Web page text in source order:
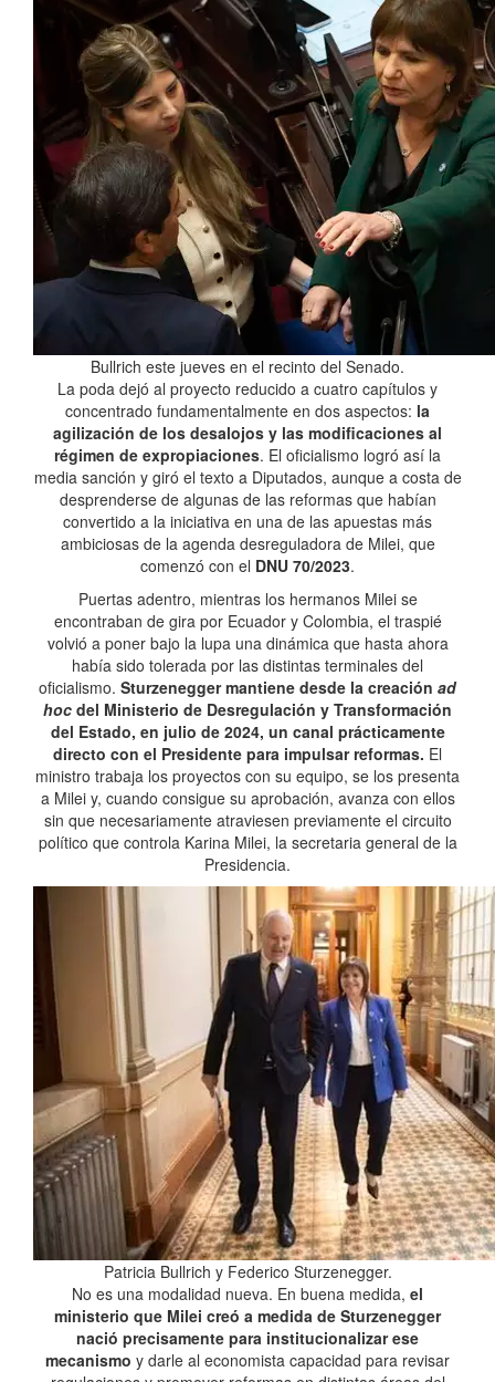
Bullrich este jueves en el recinto del Senado.
La poda dejó al proyecto reducido a cuatro capítulos y
concentrado fundamentalmente en dos aspectos: la
agilización de los desalojos y las modificaciones al
régimen de expropiaciones. El oficialismo logró así la
media sanción y giró el texto a Diputados, aunque a costa de
desprenderse de algunas de las reformas que habían
convertido a la iniciativa en una de las apuestas más
ambiciosas de la agenda desreguladora de Milei, que
comenzó con el DNU 70/2023.
Puertas adentro, mientras los hermanos Milei se
encontraban de gira por Ecuador y Colombia, el traspié
volvió a poner bajo la lupa una dinámica que hasta ahora
había sido tolerada por las distintas terminales del
oficialismo. Sturzenegger mantiene desde la creación ad
hoc del Ministerio de Desregulación y Transformación
del Estado, en julio de 2024, un canal prácticamente
directo con el Presidente para impulsar reformas. El
ministro trabaja los proyectos con su equipo, se los presenta
a Milei y, cuando consigue su aprobación, avanza con ellos
sin que necesariamente atraviesen previamente el circuito
político que controla Karina Milei, la secretaria general de la
Presidencia.
Patricia Bullrich y Federico Sturzenegger.
No es una modalidad nueva. En buena medida, el
ministerio que Milei creó a medida de Sturzenegger
nació precisamente para institucionalizar ese
mecanismo y darle al economista capacidad para revisar